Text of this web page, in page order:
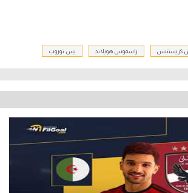
كريستنسن راسموس هويلاند يس توروب